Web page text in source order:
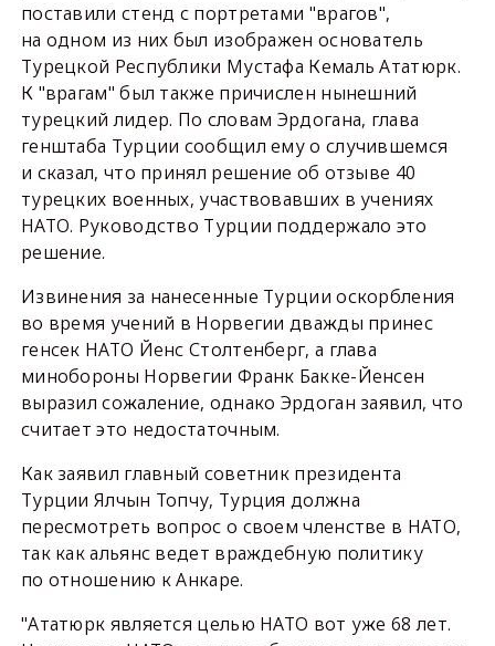
поставили стенд с портретами "врагов",
на одном из них был изображен основатель
Турецкой Республики Мустафа Кемаль Ататюрк.
К "врагам" был также причислен нынешний
турецкий лидер. По словам Эрдогана, глава
генштаба Турции сообщил ему о случившемся
и сказал, что принял решение об отзыве 40
турецких военных, участвовавших в учениях
НАТО. Руководство Турции поддержало это
решение.
Извинения за нанесенные Турции оскорбления
во время учений в Норвегии дважды принес
генсек НАТО Йенс Столтенберг, а глава
минобороны Норвегии Франк Бакке-Йенсен
выразил сожаление, однако Эрдоган заявил, что
считает это недостаточным.
Как заявил главный советник президента
Турции Ялчын Топчу, Турция должна
пересмотреть вопрос о своем членстве в НАТО,
так как альянс ведет враждебную политику
по отношению к Анкаре.
"Ататюрк является целью НАТО вот уже 68 лет.